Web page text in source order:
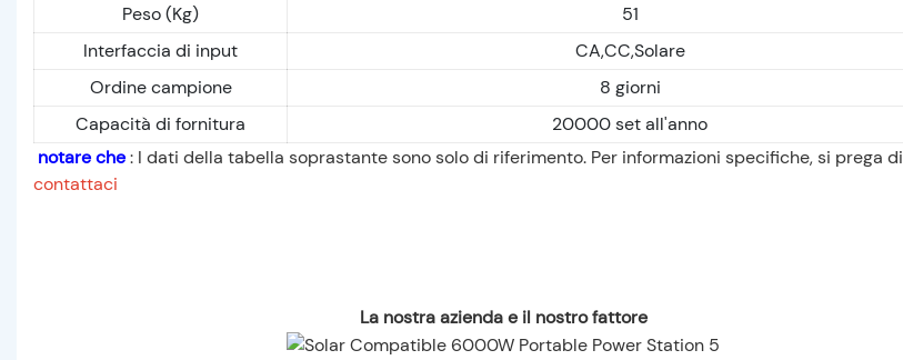
Peso (Kg)
51
Interfaccia di input
CA,CC,Solare
Ordine campione
8 giorni
Capacità di fornitura
20000 set all'anno
notare che: I dati della tabella soprastante sono solo di riferimento. Per informazioni specifiche, si prega di
contattaci
La nostra azienda e il nostro fattore